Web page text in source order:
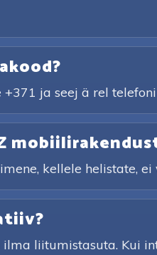
ja seej ä rel
kellele helistate,
liitumistasuta. Kui